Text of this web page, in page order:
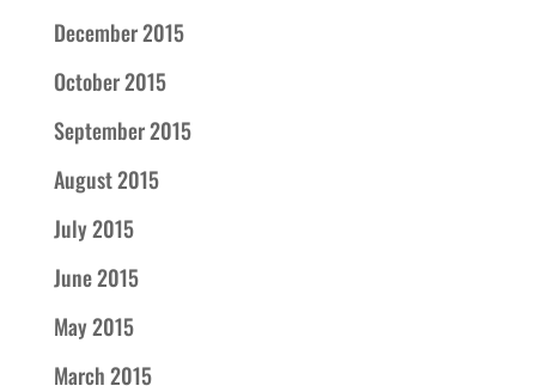
December 2015
October 2015
September 2015
August 2015
July 2015
June 2015
May 2015
March 2015